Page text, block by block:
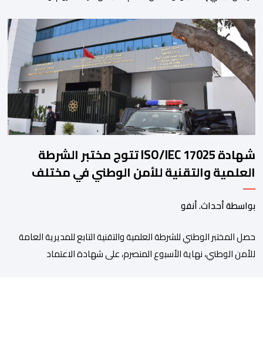
العمل الداخلي. ​وشهد اللقاء تجديد الثقة المتبادلة بين القيادة التنفيذية
للاتحاد، حيث أكد المجتمعون دعمهم الكامل للرئيس إنفانتينو باعتباره
المسؤول الوحيد المباشر والمنتخب من قِبل 211 اتحادا […]
شهادة ISO/IEC 17025 تتوج مختبر الشرطة
العلمية والتقنية للأمن الوطني في مختلف
الخبرات الجنائية
بواسطة أحداث. أنفو
حصل المختبر الوطني للشرطة العلمية والتقنية التابع للمديرية العامة
للأمن الوطني، نهاية الأسبوع المنصرم، على شهادة الاعتماد